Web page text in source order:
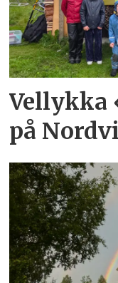
Vellykka
på